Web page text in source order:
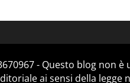
- Questo blog non
ai sensi della legge